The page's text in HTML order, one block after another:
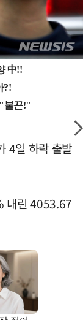
4일 하락 출발
내린 4053.67